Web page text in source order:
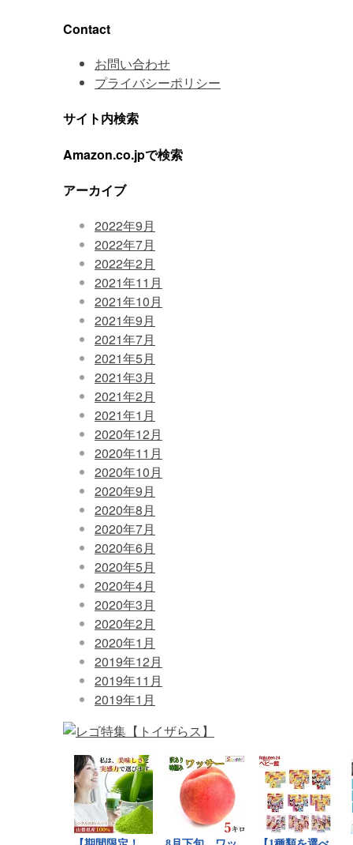
Contact
お問い合わせ
プライバシーポリシー
サイト内検索
Amazon.co.jpで検索
アーカイブ
2022年9月
2022年7月
2022年2月
2021年11月
2021年10月
2021年9月
2021年7月
2021年5月
2021年3月
2021年2月
2021年1月
2020年12月
2020年11月
2020年10月
2020年9月
2020年8月
2020年7月
2020年6月
2020年5月
2020年4月
2020年3月
2020年2月
2020年1月
2019年12月
2019年11月
2019年1月